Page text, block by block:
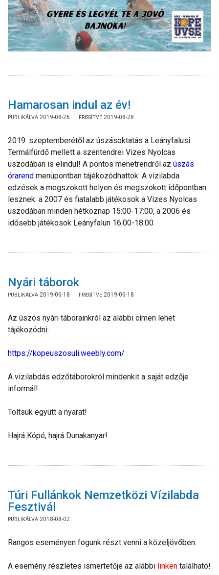
Hamarosan indul az év!
2019-08-26 2019-08-28
2019. szeptemberétől az úszásoktatás a Leányfalusi
Termálfürdő mellett a szentendrei Vizes Nyolcas
uszodában is elindul! A pontos menetrendről az úszás
órarend menüpontban tájékozódhattok. A vízilabda
edzések a megszokott helyen és megszokott időpontban
lesznek: a 2007 és fiatalabb játékosok a Vizes Nyolcas
uszodában minden hétköznap 15:00-17:00, a 2006 és
idősebb játékosok Leányfalun 16:00-18:00.
Nyári táborok
2019-06-18 2019-06-18
Az úszós nyári táborainkról az alábbi címen lehet
tájékozódni:
https://kopeuszosuli.weebly.com/
A vízilabdás edzőtáborokról mindenkit a saját edzője
informál!
Töltsük együtt a nyarat!
Hajrá Kópé, hajrá Dunakanyar!
Túri Fullánkok Nemzetközi Vízilabda
Fesztivál
2018-08-02
Rangos eseményen fogunk részt venni a közeljövőben.
A esemény részletes ismertetője az alábbi linken található!